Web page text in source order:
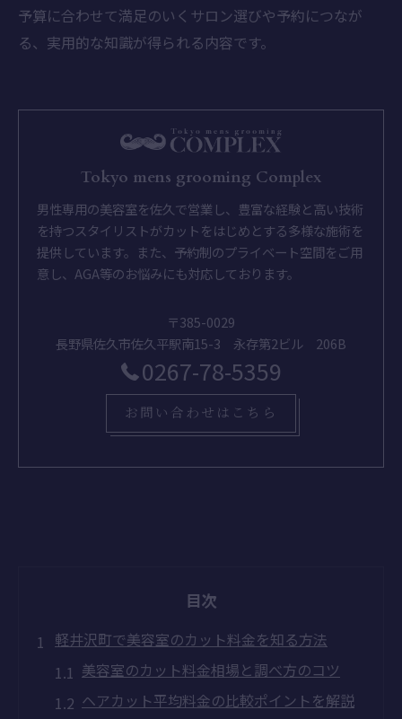
予算に合わせて満足のいくサロン選びや予約につなが
る、実用的な知識が得られる内容です。
Tokyo mens grooming Complex
男性専用の美容室を佐久で営業し、豊富な経験と高い技術
を持つスタイリストがカットをはじめとする多様な施術を
提供しています。また、予約制のプライベート空間をご用
意し、AGA等のお悩みにも対応しております。
〒385-0029
長野県佐久市佐久平駅南15-3 永存第2ビル 206B
0267-78-5359
お問い合わせはこちら
目次
軽井沢町で美容室のカット料金を知る方法
美容室のカット料金相場と調べ方のコツ
ヘアカット平均料金の比較ポイントを解説